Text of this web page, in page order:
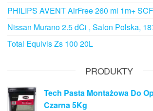
PHILIPS AVENT AirFree 260 ml 1m+
Nissan Murano 2.5 dCi , Salon Polska,
Total Equivis Zs 100 20L
PRODUKTY
Tech Pasta Montażowa Do
Czarna 5Kg